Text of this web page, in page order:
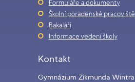
Formuláře a dokumenty
Školní poradenské pracoviště
Bakaláři
Informace vedení školy
Kontakt
Gymnázium Zikmunda Wintra